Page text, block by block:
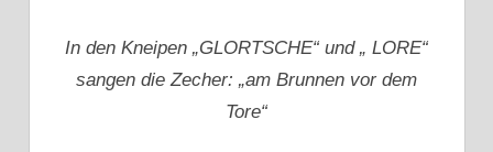
In den Kneipen „GLORTSCHE“ und „ LORE“
sangen die Zecher: „am Brunnen vor dem
Tore“